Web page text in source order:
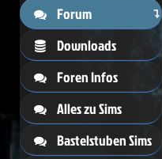
Forum
Downloads
Foren Infos
Alles zu Sims
Bastelstuben Sims